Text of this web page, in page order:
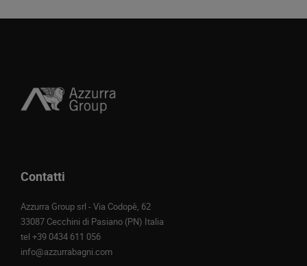
Contatti
Azzurra Group srl - Via Codopè, 62
33087 Cecchini di Pasiano (PN) Italia
tel +39 0434 611 056
info@azzurrabagni.com